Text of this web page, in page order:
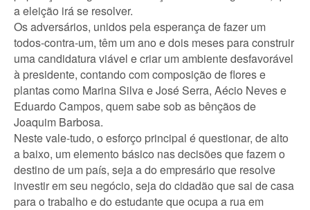
a eleição irá se resolver.
Os adversários, unidos pela esperança de fazer um
todos-contra-um, têm um ano e dois meses para construir
uma candidatura viável e criar um ambiente desfavorável
à presidente, contando com composição de flores e
plantas como Marina Silva e José Serra, Aécio Neves e
Eduardo Campos, quem sabe sob as bênçãos de
Joaquim Barbosa.
Neste vale-tudo, o esforço principal é questionar, de alto
a baixo, um elemento básico nas decisões que fazem o
destino de um país, seja a do empresário que resolve
investir em seu negócio, seja do cidadão que sai de casa
para o trabalho e do estudante que ocupa a rua em